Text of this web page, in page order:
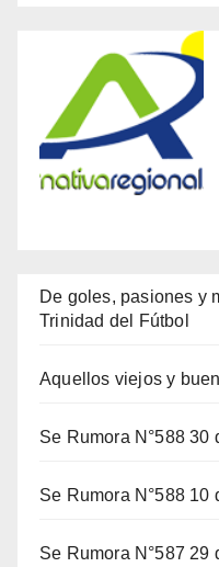
De goles, pasiones y
Trinidad del Fútbol
Aquellos viejos y
Se Rumora N°588 30
Se Rumora N°588 10
Se Rumora N°587 29